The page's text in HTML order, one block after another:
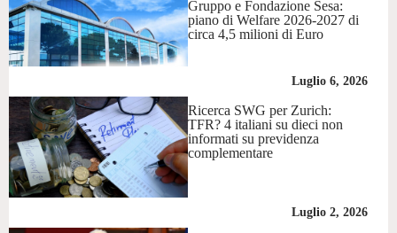
Gruppo e Fondazione Sesa:
piano di Welfare 2026-2027 di
circa 4,5 milioni di Euro
Luglio 6, 2026
Ricerca SWG per Zurich:
TFR? 4 italiani su dieci non
informati su previdenza
complementare
Luglio 2, 2026